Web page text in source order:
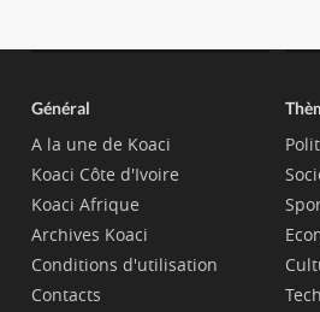
Général
A la une de Koaci
Koaci Côte d'Ivoire
Koaci Afrique
Archives Koaci
Conditions d'utilisation
Contacts